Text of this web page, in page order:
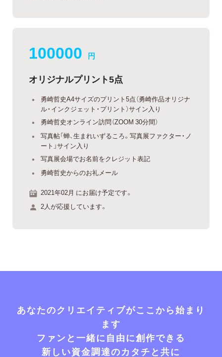
100000 円
オリジナルプリント5点
勇崎哲史A4サイズのプリント5点（勇崎作品オリジナ
ル・インクジェット・プリント）サイン入り
勇崎哲史オンライン訪問（ZOOM 30分間）
写真帖「蝉、生まれいずるころ。写真展ファクター・ノ
ート」サイン入り
写真展会場でお名前をクレジット表記
勇崎哲史からのお礼メール
2021年02月 にお届け予定です。
2人が応援しています。
あなたのクリエイティブがここから始まり
ます
ファンと一緒に自由に創作できる
新しい資金調達のカタチと共に